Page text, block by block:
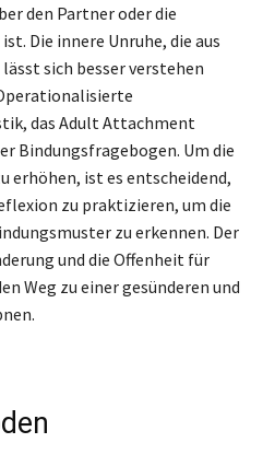
den Partner oder die
Die innere Unruhe, die aus
sich besser verstehen
das Adult Attachment
Bindungsfragebogen. Um die
erhöhen, ist es entscheidend,
zu praktizieren, um die
zu erkennen. Der
und die Offenheit für
Weg zu einer gesünderen und